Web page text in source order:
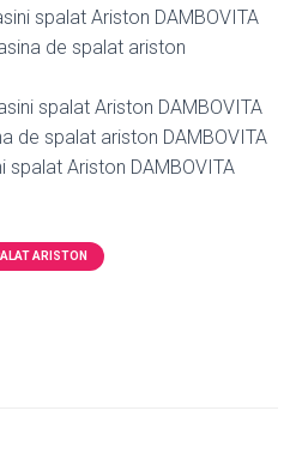
spalat Ariston DAMBOVITA
de spalat ariston
spalat Ariston DAMBOVITA
de spalat ariston DAMBOVITA
spalat Ariston DAMBOVITA
ARISTON